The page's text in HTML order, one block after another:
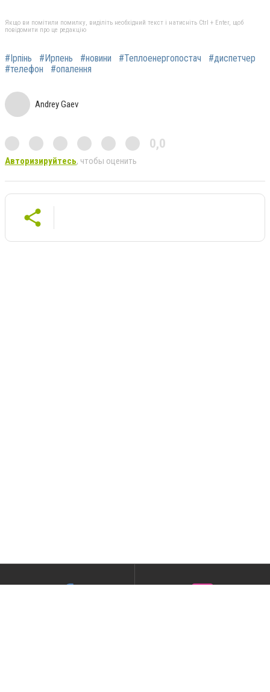
Якщо ви помітили помилку, виділіть необхідний текст і натисніть Ctrl + Enter, щоб
повідомити про це редакцію
#Ірпінь #Ирпень #новини #Теплоенергопостач
#диспетчер
#телефон
#опалення
Andrey Gaev
0,0
Авторизируйтесь, чтобы оценить